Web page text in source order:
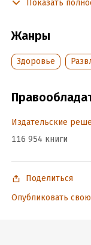
с вопросом, как
Подробная
Год издания:
Дата поступления:
ISBN (EAN):
Время на чтение:
Показать
Жанры
Здоровье
Издательские
116 954 книги
Поделиться
Опубликовать